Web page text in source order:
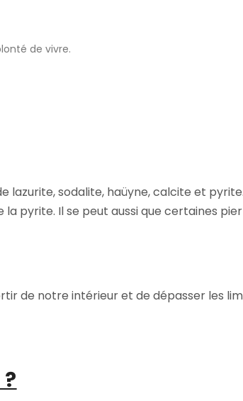
de vivre.
lazurite, sodalite, haüyne, calcite et
pyrite. Il se peut aussi que certaines
de notre intérieur et de dépasser les